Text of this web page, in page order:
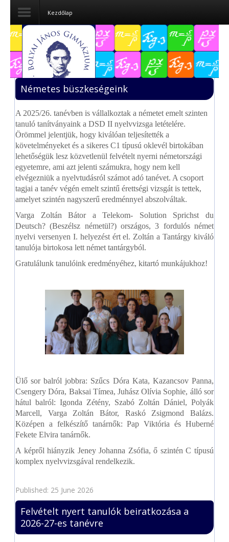
Dokumentumok
Felvételizőknek
Pályázatok
Tehetségpont
Közérdekű
adatok
Tanárjelölteknek
Kezdőlap
Németes büszkeségeink
A 2025/26. tanévben is vállalkoztak a németet emelt szinten
tanuló tanítványaink a DSD II nyelvvizsga letételére.
Örömmel jelentjük, hogy kiválóan teljesítették a
követelményeket és a sikeres C1 típusú oklevél birtokában
lehetőségük lesz közvetlenül felvételt nyerni németországi
egyetemre, ami azt jelenti számukra, hogy nem kell
elvégezniük a nyelvtudásról számot adó tanévet. A csoport
tagjai a tanév végén emelt szintű érettségi vizsgát is tettek,
amelyet szintén nagyszerű eredménnyel abszolváltak.
Varga Zoltán Bátor a Telekom- Solution Sprichst du
Deutsch? (Beszélsz németül?) országos, 3 fordulós német
nyelvi versenyen I. helyezést ért el. Zoltán a Tantárgy kiváló
tanulója birtokosa lett német tantárgyból.
Gratulálunk tanulóink eredményéhez, kitartó munkájukhoz!
Ülő sor balról jobbra: Szűcs Dóra Kata, Kazancsov Panna,
Csengery Dóra, Baksai Tímea, Juhász Olívia Sophie, álló sor
hátul balról: Igonda Zétény, Szabó Zoltán Dániel, Polyák
Marcell, Varga Zoltán Bátor, Raskó Zsigmond Balázs.
Középen a felkészítő tanárnők: Pap Viktória és Huberné
Fekete Elvira tanárnők.
A képről hiányzik Jeney Johanna Zsófia, ő szintén C típusú
komplex nyelvvizsgával rendelkezik.
Published: 25 June 2026
Felvételt nyert tanulók beiratkozása a
2026-27-es tanévre